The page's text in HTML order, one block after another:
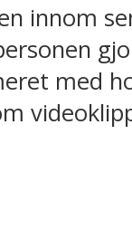
innom
med